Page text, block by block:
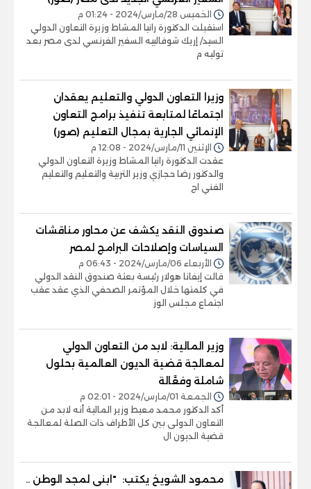
الخميس 28/مارس/2024 - 01:24 م
استقبلت الدكتورة رانيا المشاط وزيرة التعاون الدولي
السيد/ إريك شوفالييه السفير الفرنسي لدى مصر بعد
توليه م
وزيرا التعاون الدولي والتعليم يعقدان
اجتماعًا لمتابعة تنفيذ برامج التعاون
الإنمائي الجارية بمجال التعليم (صور)
الإثنين 11/مارس/2024 - 12:08 م
عقدت الدكتورة رانيا المشاط وزيرة التعاون الدولي
والدكتور رضا حجازي وزير التربية والتعليم والتعليم
الفني اج
صندوق النقد يكشف عن محاور مناقشات
السياسات وإصلاحات البرامج لمصر
الأربعاء 06/مارس/2024 - 06:43 م
قالت إيفانا هولار رئيسة بعثة صندوق النقد الدولي
في كلمتها خلال المؤتمر الصحفي الذي عقد عقب
اجتماع مجلس الوز
وزير المالية: لابد من التعاون الدولي
لمعالجة قضية الديون العالمية بحلول
شاملة وفعَّالة
الجمعة 01/مارس/2024 - 02:01 م
أكد الدكتور محمد معيط وزير المالية أنه لابد من
التعاون الدولى بين كل الأطراف ذات الصلة لمعالجة
قضية الديون ال
محمود الشويخ يكتب: "ابنى لمجد الوطن ..